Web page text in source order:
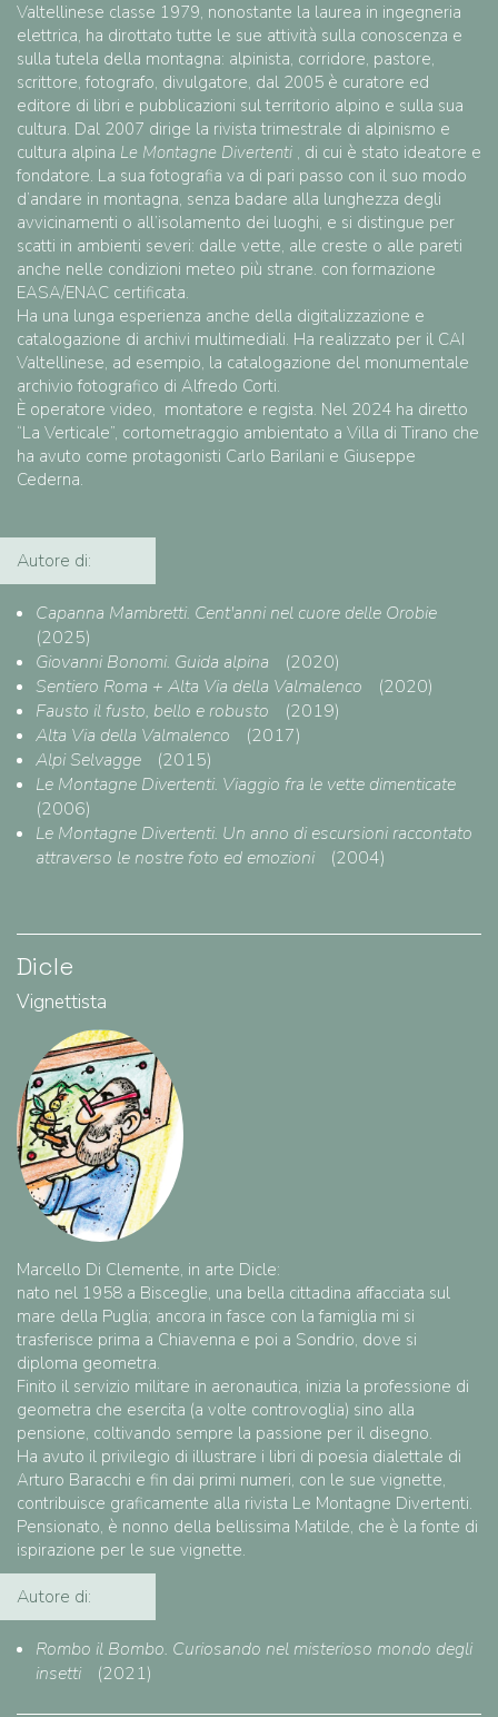
Valtellinese classe 1979, nonostante la laurea in ingegneria
elettrica, ha dirottato tutte le sue attività sulla conoscenza e
sulla tutela della montagna: alpinista, corridore, pastore,
scrittore, fotografo, divulgatore, dal 2005 è curatore ed
editore di libri e pubblicazioni sul territorio alpino e sulla sua
cultura. Dal 2007 dirige la rivista trimestrale di alpinismo e
cultura alpina Le Montagne Divertenti , di cui è stato ideatore e
fondatore. La sua fotografia va di pari passo con il suo modo
d’andare in montagna, senza badare alla lunghezza degli
avvicinamenti o all’isolamento dei luoghi, e si distingue per
scatti in ambienti severi: dalle vette, alle creste o alle pareti
anche nelle condizioni meteo più strane. con formazione
EASA/ENAC certificata.
Ha una lunga esperienza anche della digitalizzazione e
catalogazione di archivi multimediali. Ha realizzato per il CAI
Valtellinese, ad esempio, la catalogazione del monumentale
archivio fotografico di Alfredo Corti.
È operatore video, montatore e regista. Nel 2024 ha diretto
“La Verticale”, cortometraggio ambientato a Villa di Tirano che
ha avuto come protagonisti Carlo Barilani e Giuseppe
Cederna.
Autore di:
Capanna Mambretti. Cent'anni nel cuore delle Orobie
(2025)
Giovanni Bonomi. Guida alpina
(2020)
Sentiero Roma + Alta Via della Valmalenco
(2020)
Fausto il fusto, bello e robusto
(2019)
Alta Via della Valmalenco
(2017)
Alpi Selvagge
(2015)
Le Montagne Divertenti. Viaggio fra le vette dimenticate
(2006)
Le Montagne Divertenti. Un anno di escursioni raccontato
attraverso le nostre foto ed emozioni
(2004)
Dicle
Vignettista
Marcello Di Clemente, in arte Dicle:
nato nel 1958 a Bisceglie, una bella cittadina affacciata sul
mare della Puglia; ancora in fasce con la famiglia mi si
trasferisce prima a Chiavenna e poi a Sondrio, dove si
diploma geometra.
Finito il servizio militare in aeronautica, inizia la professione di
geometra che esercita (a volte controvoglia) sino alla
pensione, coltivando sempre la passione per il disegno.
Ha avuto il privilegio di illustrare i libri di poesia dialettale di
Arturo Baracchi e fin dai primi numeri, con le sue vignette,
contribuisce graficamente alla rivista Le Montagne Divertenti.
Pensionato, è nonno della bellissima Matilde, che è la fonte di
ispirazione per le sue vignette.
Autore di:
Rombo il Bombo. Curiosando nel misterioso mondo degli
insetti
(2021)